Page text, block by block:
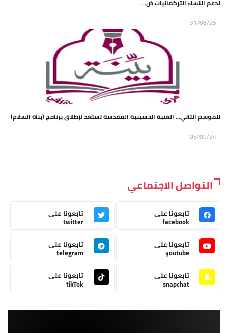
لدعم النساء التركمانيات ض...
31/08/25
للموسم الثاني... العتبة الحسينية المقدسة تستعد لإطلاق برنامج (بناة السلام)
05/09/24
التواصل الاجتماعي
تابعونا على
facebook
تابعونا على
twitter
تابعونا على
youtube
تابعونا على
telegram
تابعونا على
snapchat
تابعونا على
tikTok